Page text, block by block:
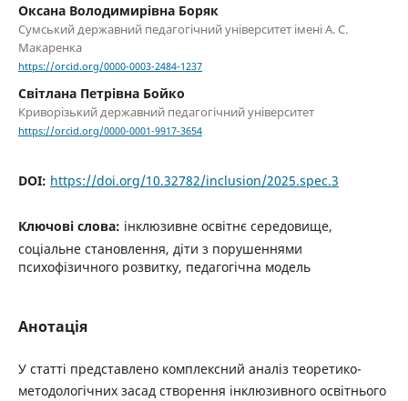
Оксана Володимирівна Боряк
Сумський державний педагогічний університет імені А. С.
Макаренка
https://orcid.org/0000-0003-2484-1237
Світлана Петрівна Бойко
Криворізький державний педагогічний університет
https://orcid.org/0000-0001-9917-3654
DOI: https://doi.org/10.32782/inclusion/2025.spec.3
Ключові слова: інклюзивне освітнє середовище,
соціальне становлення, діти з порушеннями
психофізичного розвитку, педагогічна модель
Анотація
У статті представлено комплексний аналіз теоретико-
методологічних засад створення інклюзивного освітнього